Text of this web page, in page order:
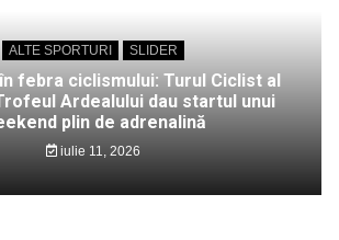
ALTE SPORTURI SLIDER
febra ciclismului: Turul Ciclist al
Ardealului dau startul unui
plin de adrenalină
iulie 11, 2026